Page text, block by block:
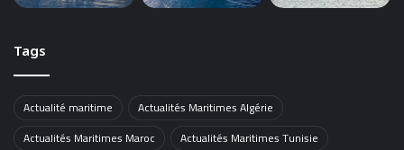
Tags
Actualité maritime
Actualités Maritimes Algérie
Actualités Maritimes Maroc
Actualités Maritimes Tunisie